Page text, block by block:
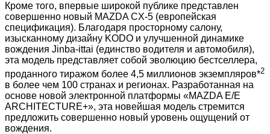
Кроме того, впервые широкой публике представлен
совершенно новый MAZDA CX-5 (европейская
спецификация). Благодаря просторному салону,
изысканному дизайну KODO и улучшенной динамике
вождения Jinba-ittai (единство водителя и автомобиля),
эта модель представляет собой эволюцию бестселлера,
проданного тиражом более 4,5 миллионов экземпляров*2
в более чем 100 странах и регионах. Разработанная на
основе новой электронной платформы «MAZDA E/E
ARCHITECTURE+», эта новейшая модель стремится
предложить совершенно новый уровень ощущений от
вождения.